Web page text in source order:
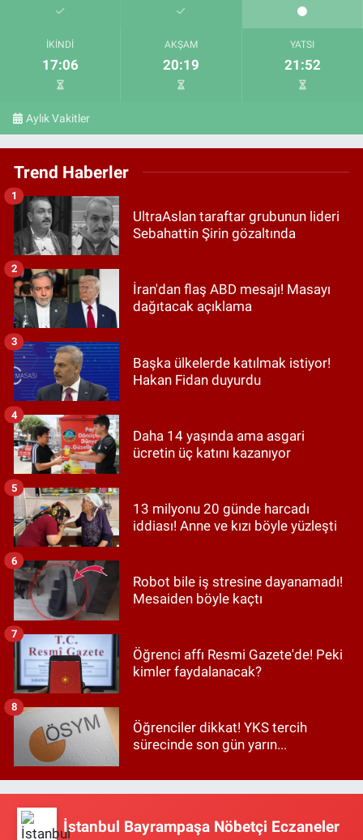
İKINDI
17:06
AKŞAM
20:19
YATSI
21:52
Aylık Vakitler
Trend Haberler
UltraAslan taraftar grubunun lideri
Sebahattin Şirin gözaltında
1
İran'dan flaş ABD mesajı! Masayı
dağıtacak açıklama
2
Başka ülkelerde katılmak istiyor!
Hakan Fidan duyurdu
3
Daha 14 yaşında ama asgari
ücretin üç katını kazanıyor
4
13 milyonu 20 günde harcadı
iddiası! Anne ve kızı böyle yüzleşti
5
Robot bile iş stresine dayanamadı!
Mesaiden böyle kaçtı
6
Öğrenci affı Resmi Gazete'de! Peki
kimler faydalanacak?
7
Öğrenciler dikkat! YKS tercih
sürecinde son gün yarın...
8
İstanbul Bayrampaşa Nöbetçi Eczaneler